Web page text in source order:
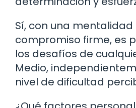
Sí, con una mentalidad
compromiso firme, es
los desafíos de
Medio,
nivel de dificultad